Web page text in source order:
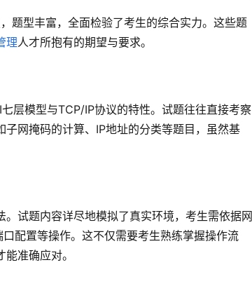
题型丰富，全面检验了考生的综合实力。这些题
理人才所抱有的期望与要求。
层模型与TCP/IP协议的特性。试题往往直接考察
网掩码的计算、IP地址的分类等题目，虽然基
试题内容详尽地模拟了真实环境，考生需依据网
配置等操作。这不仅需要考生熟练掌握操作流
准确应对。